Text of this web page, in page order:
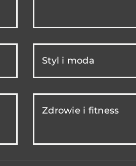
Styl i moda
Zdrowie i fitness